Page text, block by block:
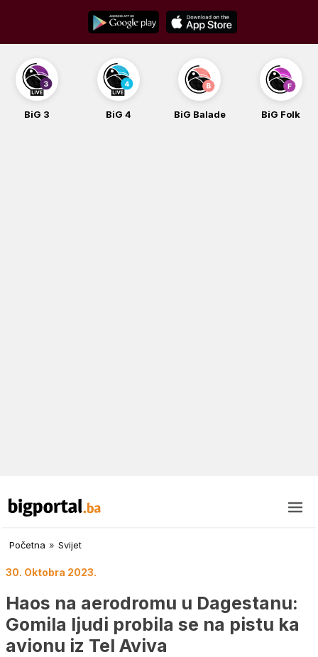
content
BiG 3 BiG 4 BiG Balade BiG Folk
Početna » Svijet
30. Oktobra 2023.
Haos na aerodromu u Dagestanu:
Gomila ljudi probila se na pistu ka
avionu iz Tel Aviva